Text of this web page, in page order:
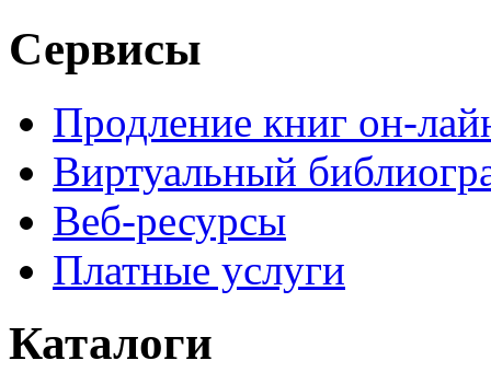
Сервисы
Продление книг он-
Виртуальный
Веб-ресурсы
Платные услуги
Каталоги